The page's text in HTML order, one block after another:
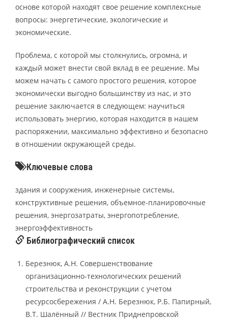
основе которой находят свое решение комплексные
вопросы: энергетические, экологические и
экономические.
Проблема, с которой мы столкнулись, огромна, и
каждый может внести свой вклад в ее решение. Мы
можем начать с самого простого решения, которое
экономически выгодно большинству из нас, и это
решение заключается в следующем: научиться
использовать энергию, которая находится в нашем
распоряжении, максимально эффективно и безопасно
в отношении окружающей среды.
Ключевые слова
здания и сооружения, инженерные системы,
конструктивные решения, объемное-планировочные
решения, энергозатраты, энергопотребление,
энергоэффективность
Библиографический список
Березнюк, А.Н. Совершенствование
организационно-технологических решений
строительства и реконструкции с учетом
ресурсосбережения / А.Н. Березнюк, Р.Б. Папирный,
В.Т. Шалённый // Вестник Приднепровской